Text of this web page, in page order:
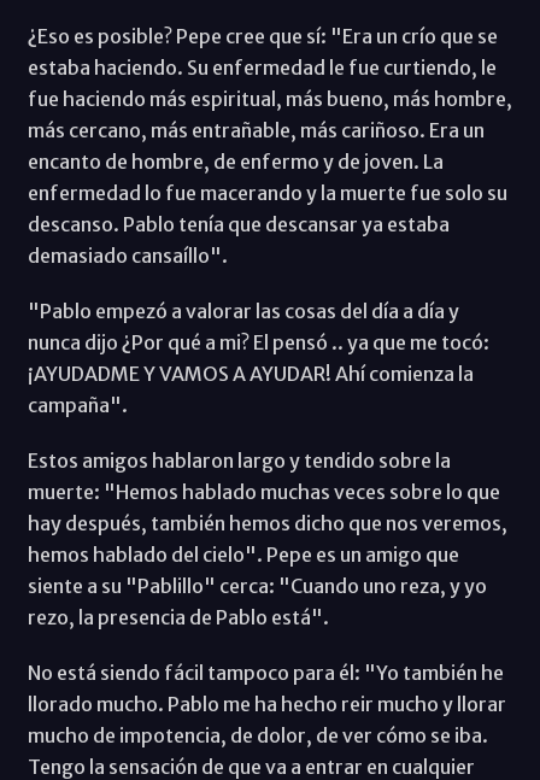
¿Eso es posible? Pepe cree que sí: "Era un crío que se
estaba haciendo. Su enfermedad le fue curtiendo, le
fue haciendo más espiritual, más bueno, más hombre,
más cercano, más entrañable, más cariñoso. Era un
encanto de hombre, de enfermo y de joven. La
enfermedad lo fue macerando y la muerte fue solo su
descanso. Pablo tenía que descansar ya estaba
demasiado cansaíllo".
"Pablo empezó a valorar las cosas del día a día y
nunca dijo ¿Por qué a mi? El pensó .. ya que me tocó:
¡AYUDADME Y VAMOS A AYUDAR! Ahí comienza la
campaña".
Estos amigos hablaron largo y tendido sobre la
muerte: "Hemos hablado muchas veces sobre lo que
hay después, también hemos dicho que nos veremos,
hemos hablado del cielo". Pepe es un amigo que
siente a su "Pablillo" cerca: "Cuando uno reza, y yo
rezo, la presencia de Pablo está".
No está siendo fácil tampoco para él: "Yo también he
llorado mucho. Pablo me ha hecho reir mucho y llorar
mucho de impotencia, de dolor, de ver cómo se iba.
Tengo la sensación de que va a entrar en cualquier